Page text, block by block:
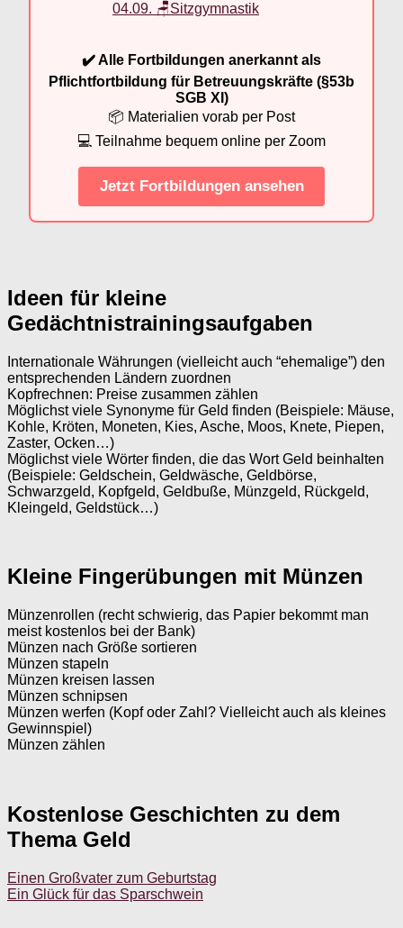
04.09. 🪑Sitzgymnastik
✔️ Alle Fortbildungen anerkannt als
Pflichtfortbildung für Betreuungskräfte (§53b
SGB XI)
📦 Materialien vorab per Post
💻 Teilnahme bequem online per Zoom
Jetzt Fortbildungen ansehen
Ideen für kleine
Gedächtnistrainingsaufgaben
Internationale Währungen (vielleicht auch “ehemalige”) den
entsprechenden Ländern zuordnen
Kopfrechnen: Preise zusammen zählen
Möglichst viele Synonyme für Geld finden (Beispiele: Mäuse,
Kohle, Kröten, Moneten, Kies, Asche, Moos, Knete, Piepen,
Zaster, Ocken…)
Möglichst viele Wörter finden, die das Wort Geld beinhalten
(Beispiele: Geldschein, Geldwäsche, Geldbörse,
Schwarzgeld, Kopfgeld, Geldbuße, Münzgeld, Rückgeld,
Kleingeld, Geldstück…)
Kleine Fingerübungen mit Münzen
Münzenrollen (recht schwierig, das Papier bekommt man
meist kostenlos bei der Bank)
Münzen nach Größe sortieren
Münzen stapeln
Münzen kreisen lassen
Münzen schnipsen
Münzen werfen (Kopf oder Zahl? Vielleicht auch als kleines
Gewinnspiel)
Münzen zählen
Kostenlose Geschichten zu dem
Thema Geld
Einen Großvater zum Geburtstag
Ein Glück für das Sparschwein